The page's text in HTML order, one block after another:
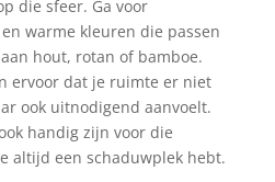
die sfeer. Ga voor
warme kleuren die passen
hout, rotan of bamboe.
ervoor dat je ruimte er niet
ook uitnodigend aanvoelt.
handig zijn voor die
altijd een schaduwplek hebt.